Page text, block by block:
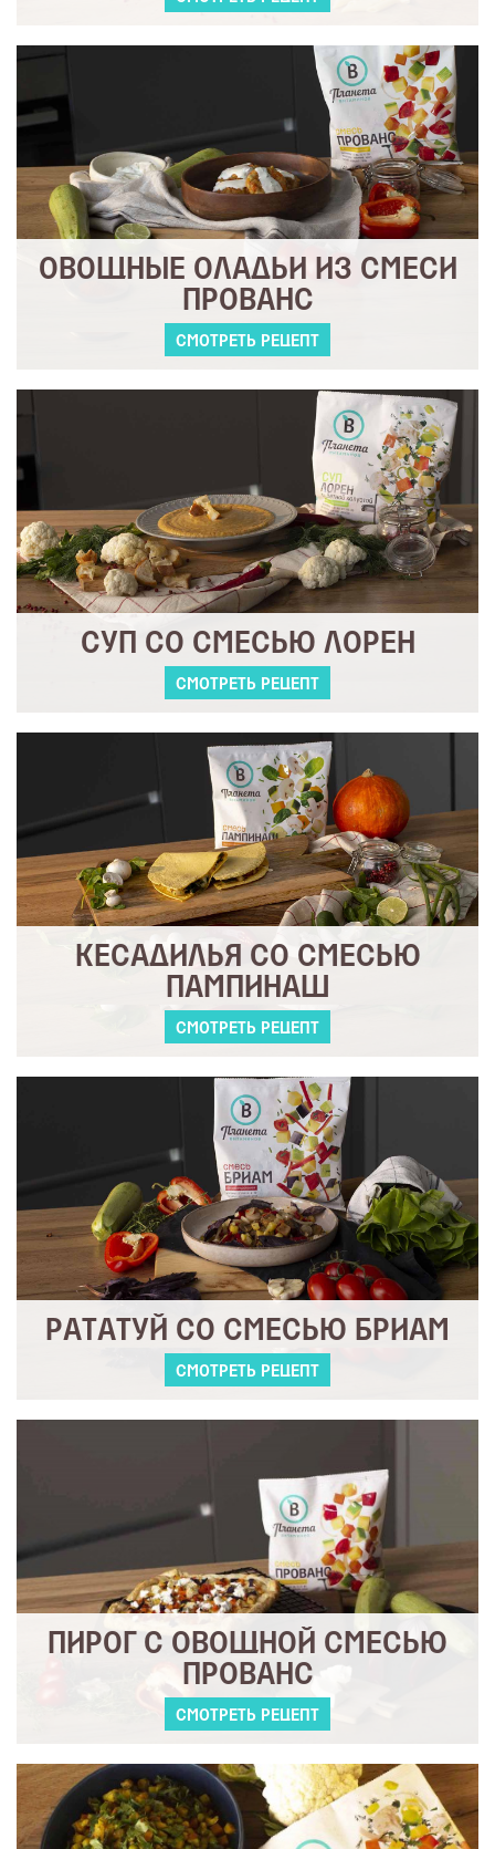
ОВОЩНЫЕ ОЛАДЬИ ИЗ СМЕСИ
ПРОВАНС
СМОТРЕТЬ РЕЦЕПТ
СУП СО СМЕСЬЮ ЛОРЕН
СМОТРЕТЬ РЕЦЕПТ
КЕСАДИЛЬЯ СО СМЕСЬЮ
ПАМПИНАШ
СМОТРЕТЬ РЕЦЕПТ
РАТАТУЙ СО СМЕСЬЮ БРИАМ
СМОТРЕТЬ РЕЦЕПТ
ПИРОГ С ОВОЩНОЙ СМЕСЬЮ
ПРОВАНС
СМОТРЕТЬ РЕЦЕПТ